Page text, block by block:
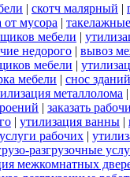
| скотч малярный |
от мусора |
мебели |
недорого | вывоз
мебели |
мебели | снос зданий
металлолома
| заказать
| утилизация ванны |
услуги рабочих |
разгрузочные
межкомнатных